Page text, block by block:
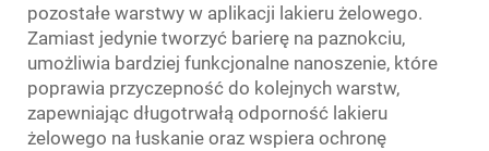
pozostałe warstwy w aplikacji lakieru żelowego.
Zamiast jedynie tworzyć barierę na paznokciu,
umożliwia bardziej funkcjonalne nanoszenie, które
poprawia przyczepność do kolejnych warstw,
zapewniając długotrwałą odporność lakieru
żelowego na łuskanie oraz wspiera ochronę